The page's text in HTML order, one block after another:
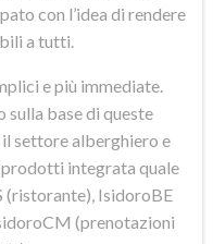
con l’idea di rendere
a tutti.
e più immediate.
base di queste
settore alberghiero e
integrata quale
(ristorante), IsidoroBE
(prenotazioni